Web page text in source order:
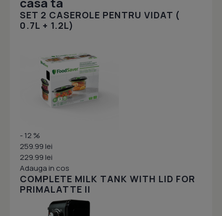
SET 2 CASEROLE PENTRU VIDAT (
0.7L + 1.2L)
- 12 %
259.99 lei
229.99 lei
Adauga in cos
COMPLETE MILK TANK WITH LID FOR
PRIMALATTE II